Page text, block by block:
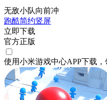
无敌小队向前冲
跑酷简约竖屏
立即下载
官方正版
使用小米游戏中心APP下载